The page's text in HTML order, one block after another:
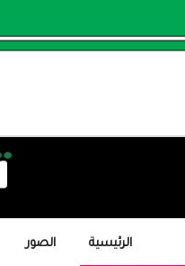
الرئيسية الصور